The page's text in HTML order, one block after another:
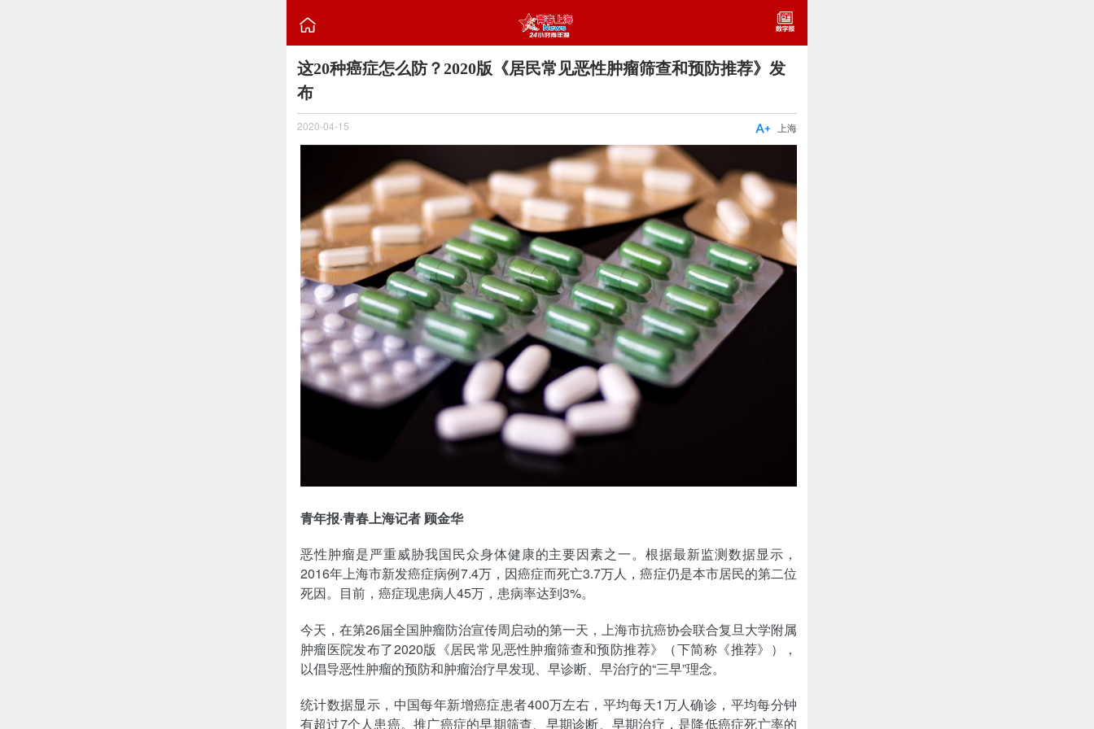

这20种癌症怎么防？2020版《居民常见恶性肿瘤筛查和预防推荐》​发
布
2020-04-15 上海

青年报·青春上海记者 顾金华
恶性肿瘤是严重威胁我国民众身体健康的主要因素之一。根据最新监测数据显示，
2016年上海市新发癌症病例7.4万，因癌症而死亡3.7万人，癌症仍是本市居民的第二位
死因。目前，癌症现患病人45万，患病率达到3%。
今天，在第26届全国肿瘤防治宣传周启动的第一天，上海市抗癌协会联合复旦大学附属
肿瘤医院发布了2020版《居民常见恶性肿瘤筛查和预防推荐》（下简称《推荐》），
以倡导恶性肿瘤的预防和肿瘤治疗早发现、早诊断、早治疗的“三早”理念。
统计数据显示，中国每年新增癌症患者400万左右，平均每天1万人确诊，平均每分钟
有超过7个人患癌。推广癌症的早期筛查、早期诊断、早期治疗，是降低癌症死亡率的